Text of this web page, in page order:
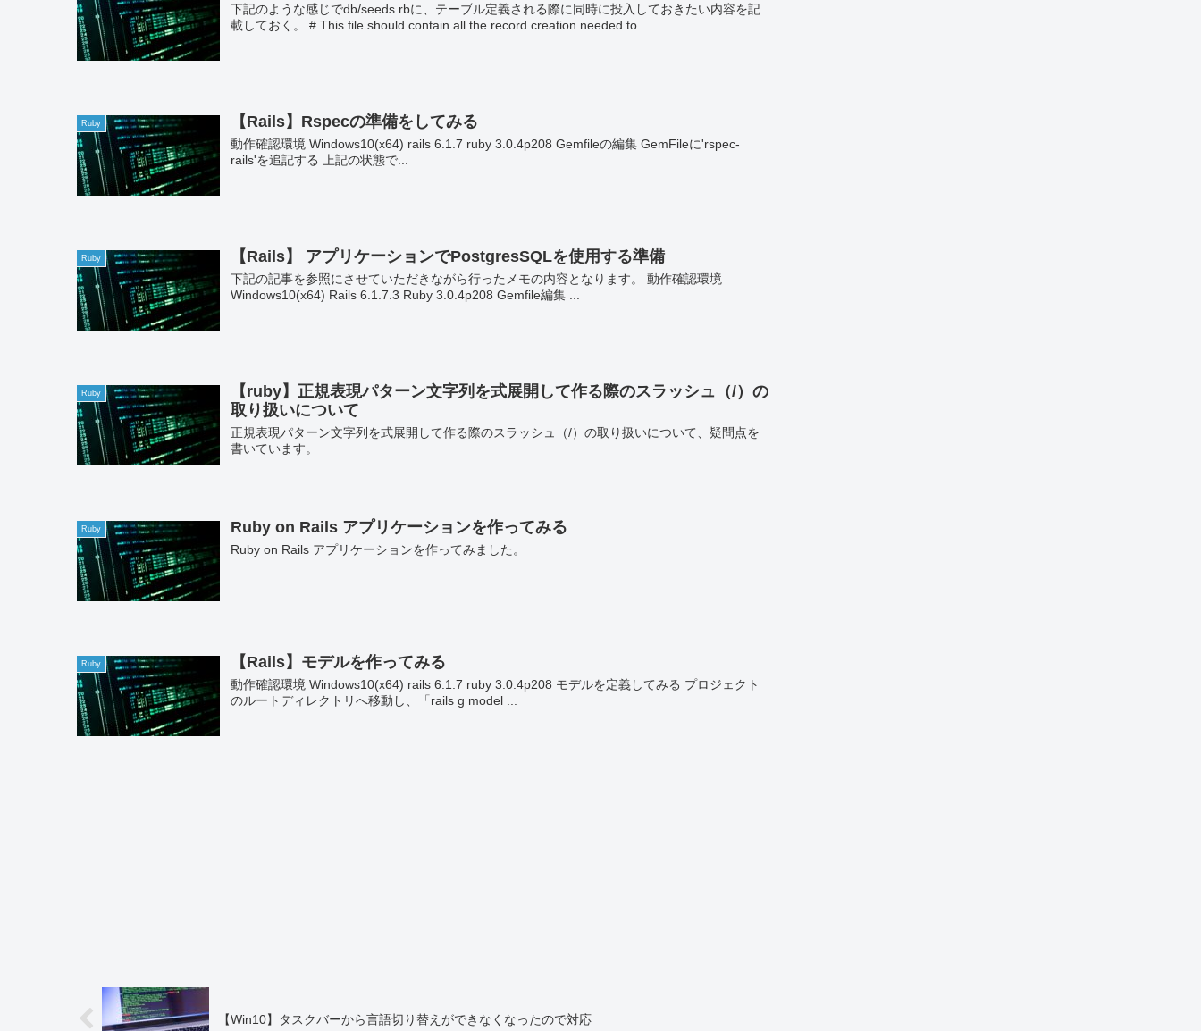
下記のような感じでdb/seeds.rbに、テーブル定義される際に同時に投入しておきたい内容を記
載しておく。 # This file should contain all the record creation needed to ...
Ruby 【Rails】Rspecの準備をしてみる
動作確認環境 Windows10(x64) rails 6.1.7 ruby 3.0.4p208 Gemfileの編集 GemFileに'rspec-
rails'を追記する 上記の状態で...
Ruby 【Rails】 アプリケーションでPostgresSQLを使用する準備
下記の記事を参照にさせていただきながら行ったメモの内容となります。 動作確認環境
Windows10(x64) Rails 6.1.7.3 Ruby 3.0.4p208 Gemfile編集 ...
Ruby
【ruby】正規表現パターン文字列を式展開して作る際のスラッシュ（/）の
取り扱いについて
正規表現パターン文字列を式展開して作る際のスラッシュ（/）の取り扱いについて、疑問点を
書いています。
Ruby Ruby on Rails アプリケーションを作ってみる
Ruby on Rails アプリケーションを作ってみました。
Ruby 【Rails】モデルを作ってみる
動作確認環境 Windows10(x64) rails 6.1.7 ruby 3.0.4p208 モデルを定義してみる プロジェクト
のルートディレクトリへ移動し、「rails g model ...
【Win10】タスクバーから言語切り替えができなくなったので対応